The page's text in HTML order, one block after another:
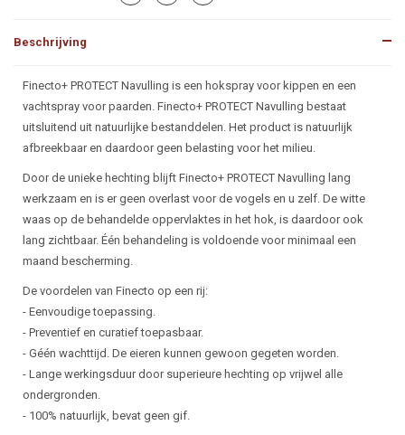
Beschrijving
Beschrijving
Finecto+ PROTECT Navulling is een hokspray voor kippen en een
vachtspray voor paarden. Finecto+ PROTECT Navulling bestaat
uitsluitend uit natuurlijke bestanddelen. Het product is natuurlijk
afbreekbaar en daardoor geen belasting voor het milieu.
Door de unieke hechting blijft Finecto+ PROTECT Navulling lang
werkzaam en is er geen overlast voor de vogels en u zelf. De witte
waas op de behandelde oppervlaktes in het hok, is daardoor ook
lang zichtbaar. Één behandeling is voldoende voor minimaal een
maand bescherming.
De voordelen van Finecto op een rij:
- Eenvoudige toepassing.
- Preventief en curatief toepasbaar.
- Géén wachttijd. De eieren kunnen gewoon gegeten worden.
- Lange werkingsduur door superieure hechting op vrijwel alle
ondergronden.
- 100% natuurlijk, bevat geen gif.